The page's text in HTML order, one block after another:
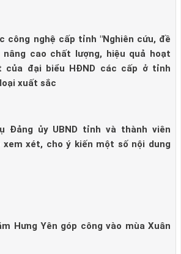
công nghệ cấp tỉnh "Nghiên cứu, đề
cao chất lượng, hiệu quả hoạt
của đại biểu HĐND các cấp ở tỉnh
xuất sắc
Đảng ủy UBND tỉnh và thành viên
xem xét, cho ý kiến một số nội dung
Hưng Yên góp công vào mùa Xuân